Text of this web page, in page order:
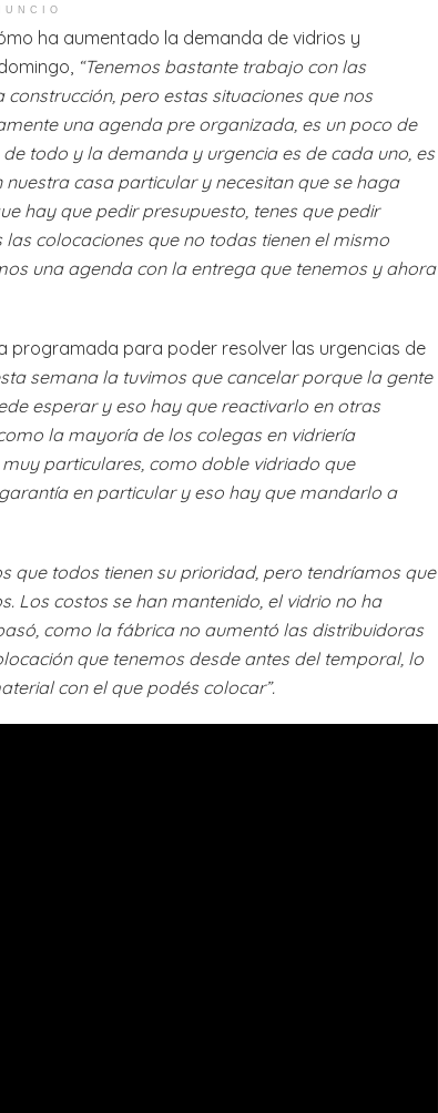
ha aumentado la demanda de vidrios y
“Tenemos bastante trabajo con las
pero estas situaciones que nos
una agenda pre organizada, es un poco de
todo y la demanda y urgencia es de cada uno, es
casa particular y necesitan que se haga
hay que pedir presupuesto, tenes que pedir
colocaciones que no todas tienen el mismo
una agenda con la entrega que tenemos y ahora
programada para poder resolver las urgencias de
semana la tuvimos que cancelar porque la gente
esperar y eso hay que reactivarlo en otras
la mayoría de los colegas en vidriería
particulares, como doble vidriado que
en particular y eso hay que mandarlo a
que todos tienen su prioridad, pero tendríamos que
Los costos se han mantenido, el vidrio no ha
como la fábrica no aumentó las distribuidoras
que tenemos desde antes del temporal, lo
con el que podés colocar”.